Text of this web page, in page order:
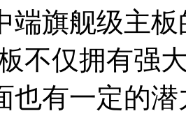
端旗舰级主
不仅拥有强
也有一定的潜